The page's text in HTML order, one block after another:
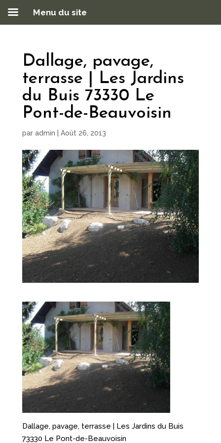
Dallage, pavage,
terrasse | Les Jardins
du Buis 73330 Le
Pont-de-Beauvoisin
par admin Août 26, 2013
Dallage, pavage, terrasse | Les Jardins du Buis
73330 Le Pont-de-Beauvoisin
Menu du site